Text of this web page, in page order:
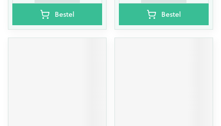
Bestel Bestel